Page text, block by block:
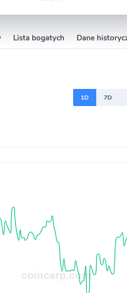
Lista bogatych Dane
1D 7D